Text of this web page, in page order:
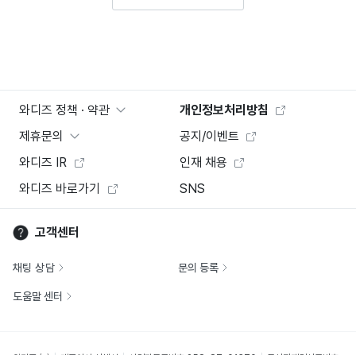
와디즈 정책 · 약관
개인정보처리방침
제휴문의
공지/이벤트
와디즈 IR
인재 채용
와디즈 바로가기
SNS
고객센터
채팅 상담 문의 등록
도움말 센터